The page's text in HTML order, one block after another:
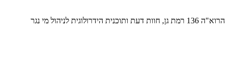
הרוא"ה 136 רמת גן, חוות דעת ותוכנית הידרולוגית לניהול מי נגר